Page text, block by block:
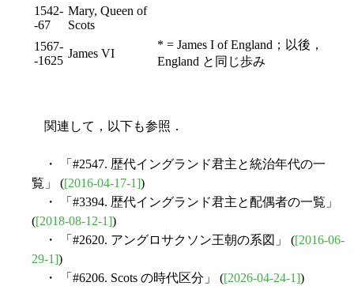
1542-
-67
Mary, Queen of
Scots
1567-
-1625
James VI
* = James I of England；以後，
England と同じ歩み
関連して，以下も参照．
・ 「#2547. 歴代イングランド君主と統治年代の一
覧」 ([2016-04-17-1])
・ 「#3394. 歴代イングランド君主と配偶者の一覧」
([2018-08-12-1])
・ 「#2620. アングロサクソン王朝の系図」 ([2016-06-
29-1])
・ 「#6206. Scots の時代区分」 ([2026-04-24-1])